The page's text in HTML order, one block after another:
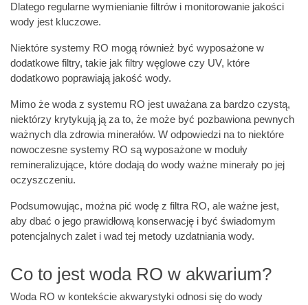
Dlatego regularne wymienianie filtrów i monitorowanie jakości
wody jest kluczowe.
Niektóre systemy RO mogą również być wyposażone w
dodatkowe filtry, takie jak filtry węglowe czy UV, które
dodatkowo poprawiają jakość wody.
Mimo że woda z systemu RO jest uważana za bardzo czystą,
niektórzy krytykują ją za to, że może być pozbawiona pewnych
ważnych dla zdrowia minerałów. W odpowiedzi na to niektóre
nowoczesne systemy RO są wyposażone w moduły
remineralizujące, które dodają do wody ważne minerały po jej
oczyszczeniu.
Podsumowując, można pić wodę z filtra RO, ale ważne jest,
aby dbać o jego prawidłową konserwację i być świadomym
potencjalnych zalet i wad tej metody uzdatniania wody.
Co to jest woda RO w akwarium?
Woda RO w kontekście akwarystyki odnosi się do wody